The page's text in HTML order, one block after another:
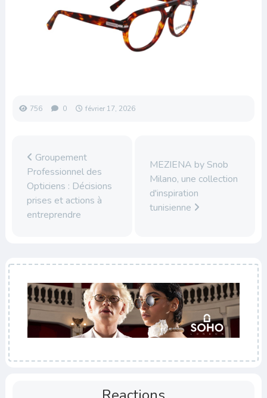
756 0 février 17, 2026
Groupement
Professionnel des
Opticiens : Décisions
prises et actions à
entreprendre
MEZIENA by Snob
Milano, une collection
d'inspiration
tunisienne